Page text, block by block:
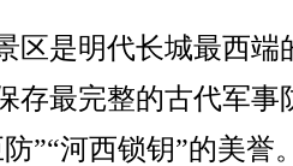
是明代长城最西端
存最完整的古代军事
”“河西锁钥”的美誉